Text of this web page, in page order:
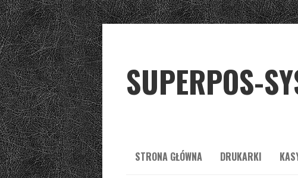
SUPERPOS-
STRONA GŁÓWNA DRUKARKI